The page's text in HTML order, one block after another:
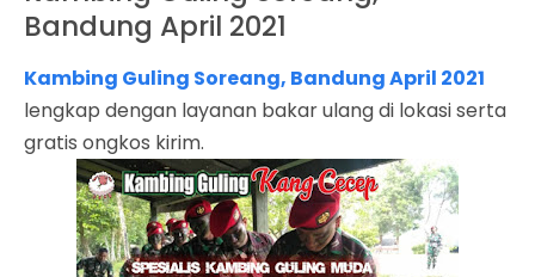
Bandung April 2021
Kambing Guling Soreang, Bandung April 2021
lengkap dengan layanan bakar ulang di lokasi serta
gratis ongkos kirim.